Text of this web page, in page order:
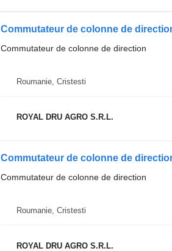
Commutateur de colonne de direction
Roumanie, Cristesti
ROYAL DRU AGRO S.R.L.
Commutateur de colonne de direction
Roumanie, Cristesti
ROYAL DRU AGRO S.R.L.